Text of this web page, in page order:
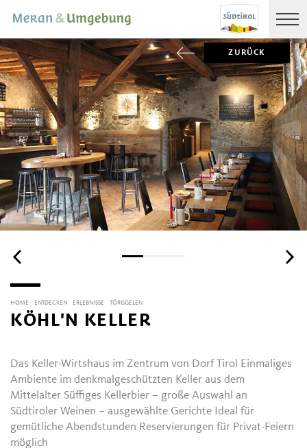
ZURÜCK
HOME ENTDECKEN ERLEBNISSE TÖRGGELEN
KÖHL'N KELLER
Das Keller-Wirtshaus im Zentrum von Dorf Tirol Einmaliges
Ambiente im denkmalgeschützten Keller aus dem
Mittelalter Süffiges Kellerbier – große Auswahl an
Südtiroler Weinen – ausgewählte Gerichte Ideal für
gemütliche Abendstunden Reservierungen für Privat-Feiern
möglich